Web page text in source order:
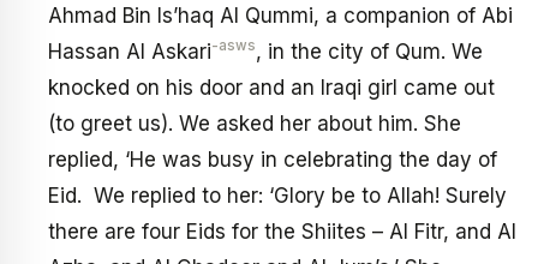
Ahmad Bin Is’haq Al Qummi, a companion of Abi
Hassan Al Askari-asws, in the city of Qum. We
knocked on his door and an Iraqi girl came out
(to greet us). We asked her about him. She
replied, ‘He was busy in celebrating the day of
Eid. We replied to her: ‘Glory be to Allah! Surely
there are four Eids for the Shiites – Al Fitr, and Al